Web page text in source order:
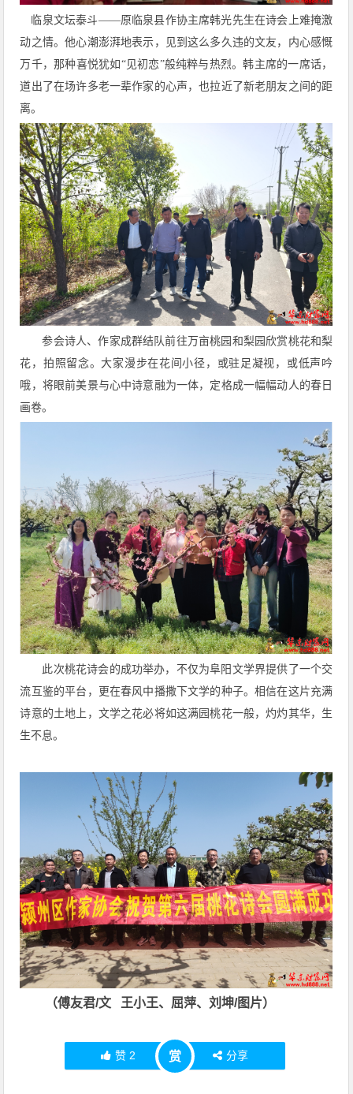
临泉文坛泰斗——原临泉县作协主席韩光先生在诗会上难掩激
动之情。他心潮澎湃地表示，见到这么多久违的文友，内心感慨
万千，那种喜悦犹如“见初恋”般纯粹与热烈。韩主席的一席话，
道出了在场许多老一辈作家的心声，也拉近了新老朋友之间的距
离。
参会诗人、作家成群结队前往万亩桃园和梨园欣赏桃花和梨
花，拍照留念。大家漫步在花间小径，或驻足凝视，或低声吟
哦，将眼前美景与心中诗意融为一体，定格成一幅幅动人的春日
画卷。
此次桃花诗会的成功举办，不仅为阜阳文学界提供了一个交
流互鉴的平台，更在春风中播撒下文学的种子。相信在这片充满
诗意的土地上，文学之花必将如这满园桃花一般，灼灼其华，生
生不息。
（傅友君/文 王小王、屈萍、刘坤/图片）
赞 2 赏 分享